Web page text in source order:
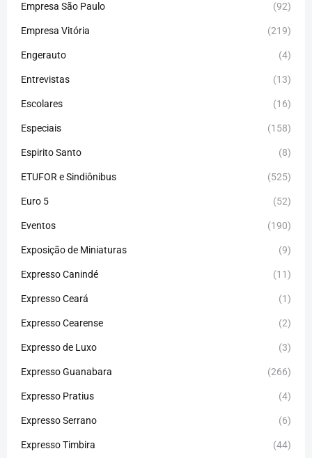
Empresa São Paulo (92)
Empresa Vitória (219)
Engerauto (4)
Entrevistas (13)
Escolares (16)
Especiais (158)
Espirito Santo (8)
ETUFOR e Sindiônibus (525)
Euro 5 (52)
Eventos (190)
Exposição de Miniaturas (9)
Expresso Canindé (11)
Expresso Ceará (1)
Expresso Cearense (2)
Expresso de Luxo (3)
Expresso Guanabara (266)
Expresso Pratius (4)
Expresso Serrano (6)
Expresso Timbira (44)